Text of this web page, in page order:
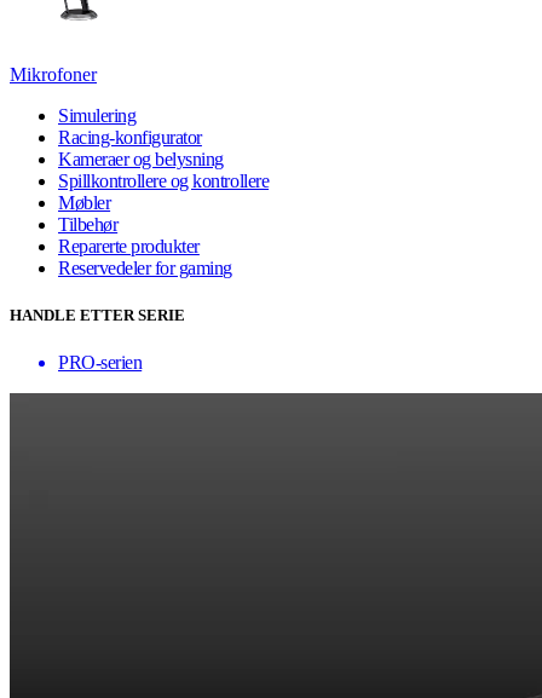
Mikrofoner
Simulering
Racing-konfigurator
Kameraer og belysning
Spillkontrollere og kontrollere
Møbler
Tilbehør
Reparerte produkter
Reservedeler for gaming
HANDLE ETTER SERIE
PRO-serien